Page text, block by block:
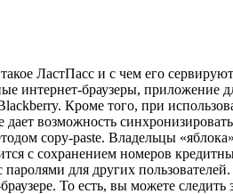
ЛастПасс и с чем его
интернет-браузеры,
Кроме того, при
возможность
copy-paste. Владельцы
с сохранением номеров
для других
То есть, вы можете